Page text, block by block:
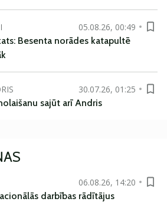
05.08.26, 00:49
Besenta norādes katapultē
30.07.26, 01:25
sajūt arī Andris
06.08.26, 14:20
darbības rādītājus